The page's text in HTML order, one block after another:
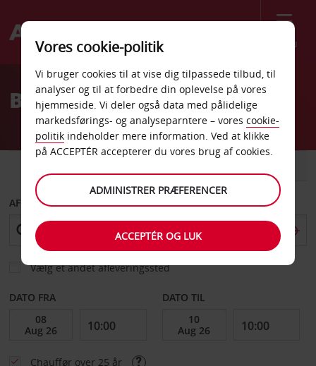
Menu
Welcome
AvisBilleje Martinique
AFHENT FRA
Vælg et andet afleveringssted
DATO FRA DATO TIL
Chauffør over 25 år
Vores cookie-politik
Vi bruger cookies til at vise dig tilpassede tilbud, til
analyser og til at forbedre din oplevelse på vores
hjemmeside. Vi deler også data med pålidelige
markedsførings- og analyseparntere – vores cookie-
politik indeholder mere information. Ved at klikke
på ACCEPTÉR accepterer du vores brug af cookies.
ADMINISTRER PRÆFERENCER
ACCEPTÉR OG LUK